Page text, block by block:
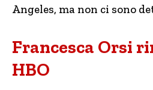
Angeles, ma non ci sono
Francesca Orsi
HBO